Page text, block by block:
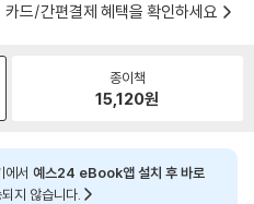
카드/간편결제 혜택을 확인하세요
종이책
15,120원
에서 예스24 eBook앱 설치 후 바로
지 않습니다.